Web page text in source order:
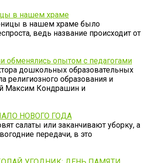
в нашем храме
в нашем храме было
ведь название происходит от
обменялись опытом с педагогами
дошкольных образовательных
религиозного образования и
Максим Кондрашин и
НОВОГО ГОДА
салаты или заканчивают уборку, а
передачи, в это